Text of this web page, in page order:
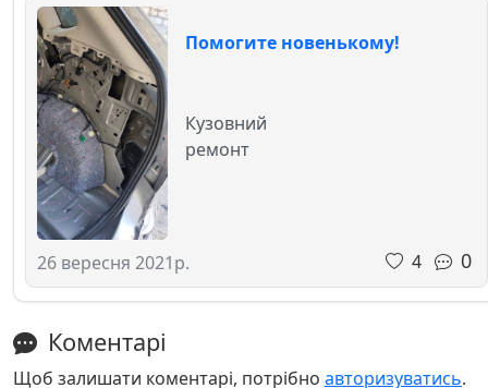
Помогите новенькому!
26 вересня 2021р.
Кузовний
ремонт
4 0
Коментарі
Щоб залишати коментарі, потрібно авторизуватись.